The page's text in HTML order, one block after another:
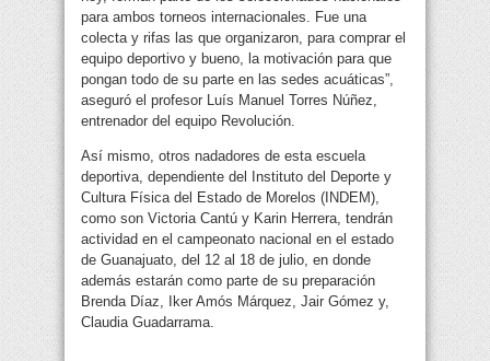
para ambos torneos internacionales. Fue una
colecta y rifas las que organizaron, para comprar el
equipo deportivo y bueno, la motivación para que
pongan todo de su parte en las sedes acuáticas”,
aseguró el profesor Luís Manuel Torres Núñez,
entrenador del equipo Revolución.
Así mismo, otros nadadores de esta escuela
deportiva, dependiente del Instituto del Deporte y
Cultura Física del Estado de Morelos (INDEM),
como son Victoria Cantú y Karin Herrera, tendrán
actividad en el campeonato nacional en el estado
de Guanajuato, del 12 al 18 de julio, en donde
además estarán como parte de su preparación
Brenda Díaz, Iker Amós Márquez, Jair Gómez y,
Claudia Guadarrama.